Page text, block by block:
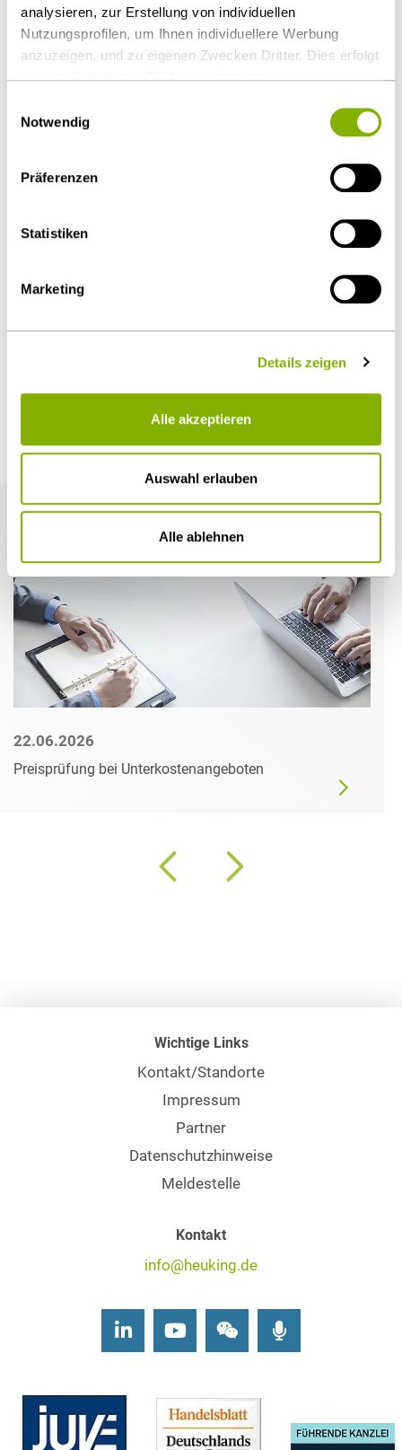
analysieren, zur Erstellung von individuellen
Nutzungsprofilen, um Ihnen individuellere Werbung
anzuzeigen, und zu eigenen Zwecken Dritter. Dies erfolgt
auch außerhalb der EU bei geringerem
Regelungen das Risiko des staatlichen Zugriffs &
auszuschließen ist. Sie können Ihre Einwilligung jederzeit
über dieCookie-Einstellungen
widerrufen oder ändern.
Notwendig
Präferenzen
Statistiken
Marketing
Details zeigen
Alle akzeptieren
Auswahl erlauben
Alle ablehnen
möglichst vermeiden und wettbewerbsfreundliche
Verfahren wählen.
Diesen Artikel teilen
Weitere Artikel
22.06.2026
Preisprüfung bei Unterkostenangeboten
Wichtige Links
Kontakt/Standorte
Impressum
Partner
Datenschutzhinweise
Meldestelle
Kontakt
info@heuking.de
LinkedInYoutubeWechat